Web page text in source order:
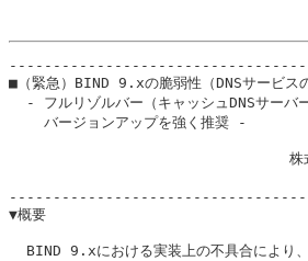
■（緊急）BIND 9.xの脆弱性（DNSサービ
- フルリゾルバー（キャッシュDNSサーバ
    バージョンアップを強く推奨 -
株式
▼概要
BIND 9.xにおける実装上の不具合により